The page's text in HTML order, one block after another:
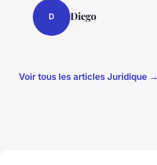
D Diego
Voir tous les articles Juridique →